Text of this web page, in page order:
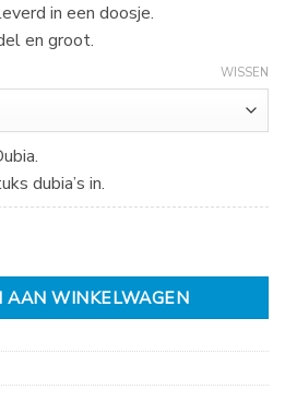
in een doosje.
en groot.
WISSEN
dubia’s in.
AAN WINKELWAGEN